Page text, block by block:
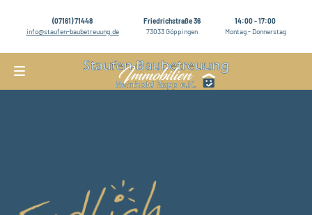
(07161) 71448
info@staufen-baubetreuung.de
Friedrichstraße 36
73033 Göppingen
14:00 - 17:00
Montag - Donnerstag